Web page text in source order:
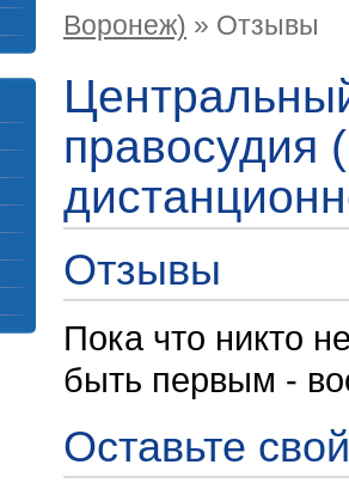
Воронеж) » Отзывы
правосудия
Отзывы
Пока что никто
быть первым -
Оставьте